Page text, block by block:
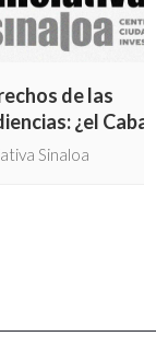
de las
¿el
para la
Sinaloa